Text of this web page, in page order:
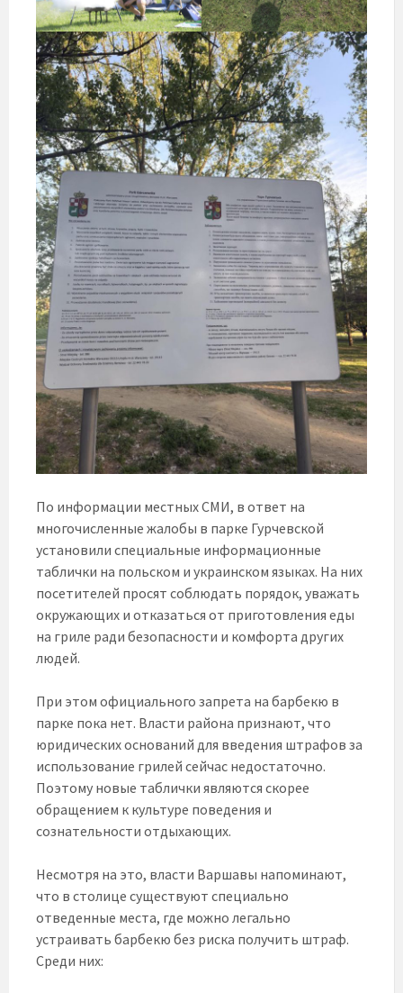
По информации местных СМИ, в ответ на
многочисленные жалобы в парке Гурчевской
установили специальные информационные
таблички на польском и украинском языках. На них
посетителей просят соблюдать порядок, уважать
окружающих и отказаться от приготовления еды
на гриле ради безопасности и комфорта других
людей.
При этом официального запрета на барбекю в
парке пока нет. Власти района признают, что
юридических оснований для введения штрафов за
использование грилей сейчас недостаточно.
Поэтому новые таблички являются скорее
обращением к культуре поведения и
сознательности отдыхающих.
Несмотря на это, власти Варшавы напоминают,
что в столице существуют специально
отведенные места, где можно легально
устраивать барбекю без риска получить штраф.
Среди них: